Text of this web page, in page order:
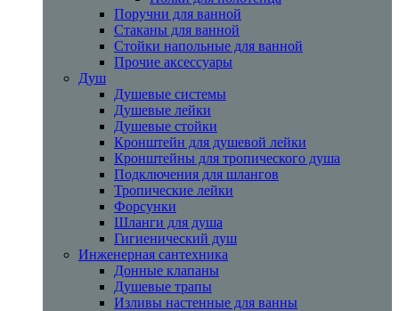
Поручни для ванной
Стаканы для ванной
Стойки напольные для ванной
Прочие аксессуары
Душ
Душевые системы
Душевые лейки
Душевые стойки
Кронштейн для душевой лейки
Кронштейны для тропического душа
Подключения для шлангов
Тропические лейки
Форсунки
Шланги для душа
Гигиенический душ
Инженерная сантехника
Донные клапаны
Душевые трапы
Изливы настенные для ванны